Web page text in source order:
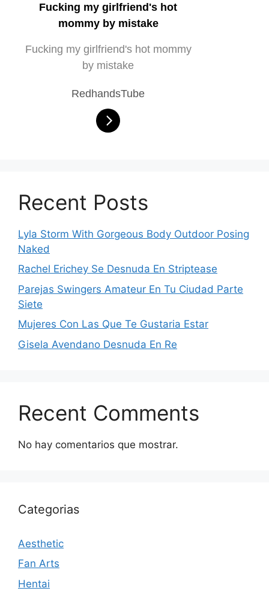
Fucking my girlfriend's hot
mommy by mistake
Fucking my girlfriend's hot mommy
by mistake
RedhandsTube
Recent Posts
Lyla Storm With Gorgeous Body Outdoor Posing
Naked
Rachel Erichey Se Desnuda En Striptease
Parejas Swingers Amateur En Tu Ciudad Parte
Siete
Mujeres Con Las Que Te Gustaria Estar
Gisela Avendano Desnuda En Re
Recent Comments
No hay comentarios que mostrar.
Categorias
Aesthetic
Fan Arts
Hentai